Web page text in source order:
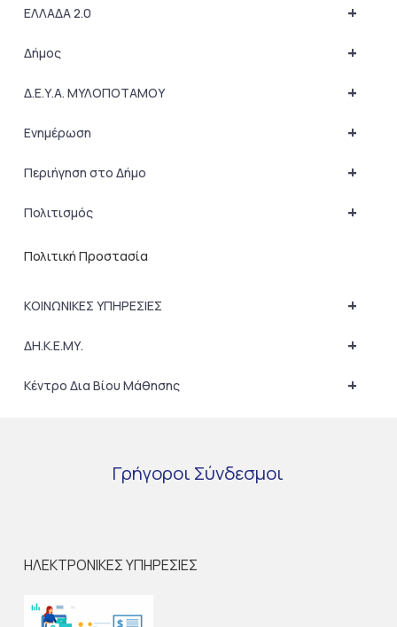
+
ΕΛΛΑΔΑ 2.0
+
Δήμος
+
Δ.Ε.Υ.Α. ΜΥΛΟΠΟΤΑΜΟΥ
+
Ενημέρωση
+
Περιήγηση στο Δήμο
+
Πολιτισμός
Πολιτική Προστασία
+
ΚΟΙΝΩΝΙΚΕΣ ΥΠΗΡΕΣΙΕΣ
+
ΔΗ.Κ.Ε.ΜΥ.
+
Κέντρο Δια Βίου Μάθησης
Γρήγοροι Σύνδεσμοι
ΗΛΕΚΤΡΟΝΙΚΕΣ ΥΠΗΡΕΣΙΕΣ